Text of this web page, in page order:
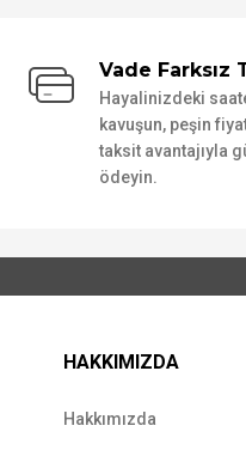
Vade Farksız
Hayalinizdeki
kavuşun, peşin
taksit avantajıyla
ödeyin.
HAKKIMIZDA
Hakkımızda